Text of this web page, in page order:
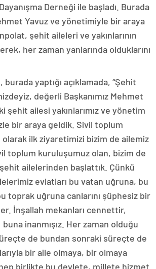
Derneği ile başladı. Burada
Yavuz ve yönetimiyle bir araya
şehit aileleri ve yakınlarının
her zaman yanlarında olduklarını
yaptığı açıklamada, “Şehit
değerli Başkanımız Mehmet
şehit ailesi yakınlarımız ve yönetim
bir araya geldik. Sivil toplum
ilk ziyaretimizi bizim de ailemiz
toplum kuruluşumuz olan, bizim de
ailelerinden başlattık. Çünkü
evlatları bu vatan uğruna, bu
toprak uğruna canlarını şüphesiz bir
İnşallah mekanları cennettir,
inanmışız. Her zaman olduğu
de bundan sonraki süreçte de
bir aile olmaya, bir olmaya
birlikte bu devlete, millete hizmet